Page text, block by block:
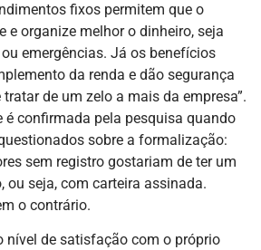
fixos permitem que o
e organize melhor o dinheiro, seja
emergências. Já os benefícios
da renda e dão segurança
de um zelo a mais da empresa”.
é confirmada pela pesquisa quando
sobre a formalização:
sem registro gostariam de ter um
ou seja, com carteira assinada.
o contrário.
nível de satisfação com o próprio